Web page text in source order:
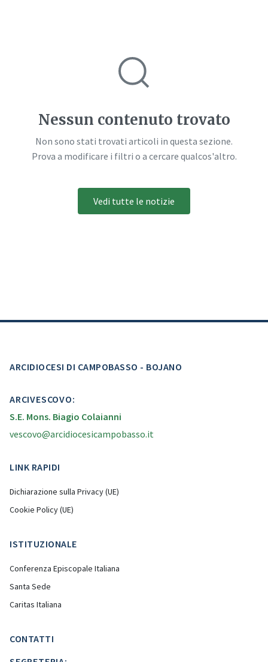
Nessun contenuto trovato
Non sono stati trovati articoli in questa sezione.
Prova a modificare i filtri o a cercare qualcos'altro.
Vedi tutte le notizie
ARCIDIOCESI DI CAMPOBASSO - BOJANO
ARCIVESCOVO:
S.E. Mons. Biagio Colaianni
vescovo@arcidiocesicampobasso.it
LINK RAPIDI
Dichiarazione sulla Privacy (UE)
Cookie Policy (UE)
ISTITUZIONALE
Conferenza Episcopale Italiana
Santa Sede
Caritas Italiana
CONTATTI